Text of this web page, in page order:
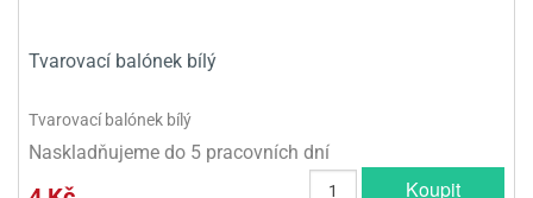
Tvarovací balónek bílý
Tvarovací balónek bílý
Naskladňujeme do 5 pracovních dní
Koupit